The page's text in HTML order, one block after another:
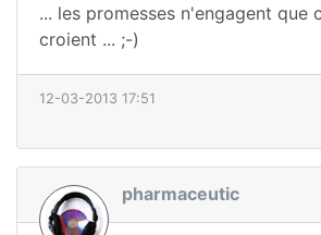
... les promesses n'engagent que
croient ... ;-)
12-03-2013 17:51
pharmaceutic